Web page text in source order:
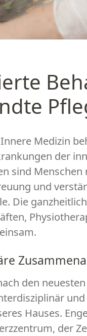
Medizin
der
sind
und
Die
den
Hauses.
der